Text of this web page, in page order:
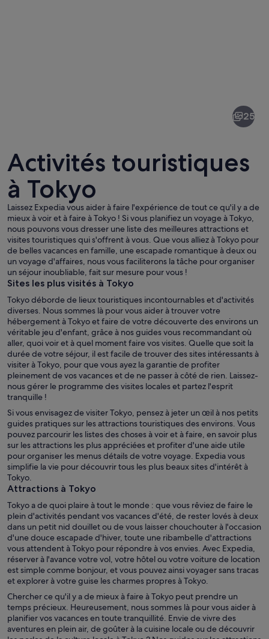
Une rue animée en plein centre-ville,
25
Activités touristiques
à Tokyo
Laissez Expedia vous aider à faire l'expérience de tout ce qu'il y a de
mieux à voir et à faire à Tokyo ! Si vous planifiez un voyage à Tokyo,
nous pouvons vous dresser une liste des meilleures attractions et
visites touristiques qui s'offrent à vous. Que vous alliez à Tokyo pour
de belles vacances en famille, une escapade romantique à deux ou
un voyage d'affaires, nous vous faciliterons la tâche pour organiser
un séjour inoubliable, fait sur mesure pour vous !
Sites les plus visités à Tokyo
Tokyo déborde de lieux touristiques incontournables et d'activités
diverses. Nous sommes là pour vous aider à trouver votre
hébergement à Tokyo et faire de votre découverte des environs un
véritable jeu d'enfant, grâce à nos guides vous recommandant où
aller, quoi voir et à quel moment faire vos visites. Quelle que soit la
durée de votre séjour, il est facile de trouver des sites intéressants à
visiter à Tokyo, pour que vous ayez la garantie de profiter
pleinement de vos vacances et de ne passer à côté de rien. Laissez-
nous gérer le programme des visites locales et partez l'esprit
tranquille !
Si vous envisagez de visiter Tokyo, pensez à jeter un œil à nos petits
guides pratiques sur les attractions touristiques des environs. Vous
pouvez parcourir les listes des choses à voir et à faire, en savoir plus
sur les attractions les plus appréciées et profiter d'une aide utile
pour organiser les menus détails de votre voyage. Expedia vous
simplifie la vie pour découvrir tous les plus beaux sites d'intérêt à
Tokyo.
Attractions à Tokyo
Tokyo a de quoi plaire à tout le monde : que vous rêviez de faire le
plein d'activités pendant vos vacances d'été, de rester lovés à deux
dans un petit nid douillet ou de vous laisser chouchouter à l'occasion
d'une douce escapade d'hiver, toute une ribambelle d'attractions
vous attendent à Tokyo pour répondre à vos envies. Avec Expedia,
réserver à l'avance votre vol, votre hôtel ou votre voiture de location
est simple comme bonjour, et vous pouvez ainsi voyager sans tracas
et explorer à votre guise les charmes propres à Tokyo.
Chercher ce qu'il y a de mieux à faire à Tokyo peut prendre un
temps précieux. Heureusement, nous sommes là pour vous aider à
planifier vos vacances en toute tranquillité. Envie de vivre des
aventures en plein air, de goûter à la cuisine locale ou de découvrir